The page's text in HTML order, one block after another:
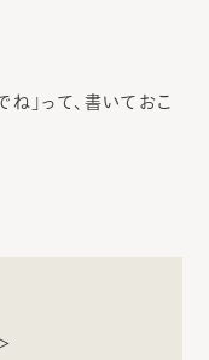
」って、書いておこ